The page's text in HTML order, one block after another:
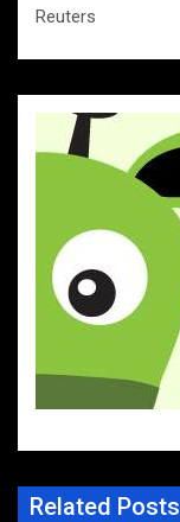
Reuters
Related Posts